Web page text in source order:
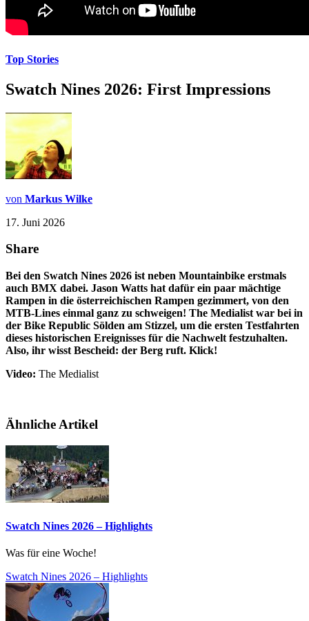
Top Stories
Swatch Nines 2026: First Impressions
von Markus Wilke
17. Juni 2026
Share
Bei den Swatch Nines 2026 ist neben Mountainbike erstmals
auch BMX dabei. Jason Watts hat dafür ein paar mächtige
Rampen in die österreichischen Rampen gezimmert, von den
MTB-Lines einmal ganz zu schweigen! The Medialist war bei in
der Bike Republic Sölden am Stizzel, um die ersten Testfahrten
dieses historischen Ereignisses für die Nachwelt festzuhalten.
Also, ihr wisst Bescheid: der Berg ruft. Klick!
Video: The Medialist
Ähnliche Artikel
Swatch Nines 2026 – Highlights
Was für eine Woche!
Swatch Nines 2026 – Highlights